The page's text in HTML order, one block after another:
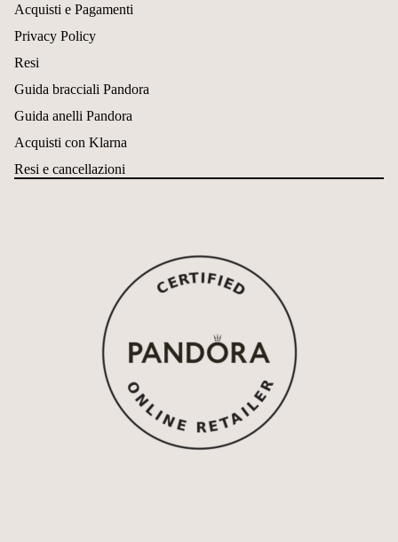
Acquisti e Pagamenti
Privacy Policy
Resi
Guida bracciali Pandora
Guida anelli Pandora
Acquisti con Klarna
Resi e cancellazioni
Informativa sui rimborsi